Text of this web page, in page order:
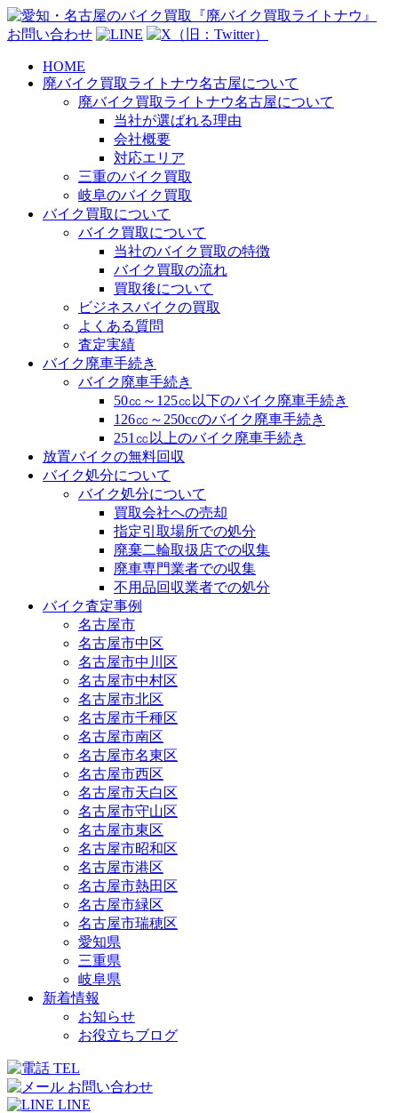
お問い合わせ
HOME
廃バイク買取ライトナウ名古屋について
廃バイク買取ライトナウ名古屋について
当社が選ばれる理由
会社概要
対応エリア
三重のバイク買取
岐阜のバイク買取
バイク買取について
バイク買取について
当社のバイク買取の特徴
バイク買取の流れ
買取後について
ビジネスバイクの買取
よくある質問
査定実績
バイク廃車手続き
バイク廃車手続き
50㏄～125㏄以下のバイク廃車手続き
126㏄～250ccのバイク廃車手続き
251㏄以上のバイク廃車手続き
放置バイクの無料回収
バイク処分について
バイク処分について
買取会社への売却
指定引取場所での処分
廃棄二輪取扱店での収集
廃車専門業者での収集
不用品回収業者での処分
バイク査定事例
名古屋市
名古屋市中区
名古屋市中川区
名古屋市中村区
名古屋市北区
名古屋市千種区
名古屋市南区
名古屋市名東区
名古屋市西区
名古屋市天白区
名古屋市守山区
名古屋市東区
名古屋市昭和区
名古屋市港区
名古屋市熱田区
名古屋市緑区
名古屋市瑞穂区
愛知県
三重県
岐阜県
新着情報
お知らせ
お役立ちブログ
TEL
お問い合わせ
LINE